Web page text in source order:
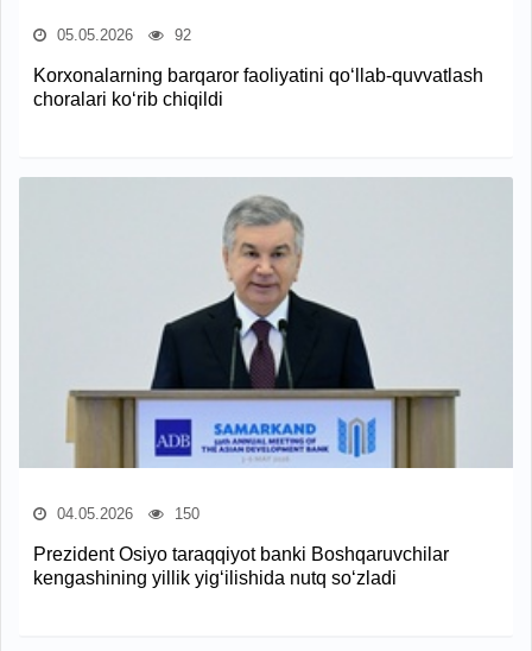
05.05.2026 92
Korxonalarning barqaror faoliyatini qo‘llab-quvvatlash
choralari ko‘rib chiqildi
04.05.2026 150
Prezident Osiyo taraqqiyot banki Boshqaruvchilar
kengashining yillik yig‘ilishida nutq so‘zladi